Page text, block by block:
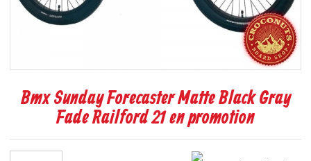
Bmx Sunday Forecaster Matte Black Gray
Fade Railford 21 en promotion